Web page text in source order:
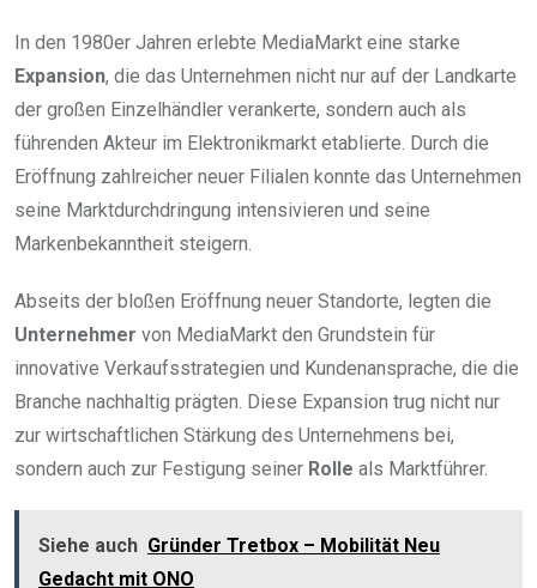
In den 1980er Jahren erlebte MediaMarkt eine starke
Expansion, die das Unternehmen nicht nur auf der Landkarte
der großen Einzelhändler verankerte, sondern auch als
führenden Akteur im Elektronikmarkt etablierte. Durch die
Eröffnung zahlreicher neuer Filialen konnte das Unternehmen
seine Marktdurchdringung intensivieren und seine
Markenbekanntheit steigern.
Abseits der bloßen Eröffnung neuer Standorte, legten die
Unternehmer von MediaMarkt den Grundstein für
innovative Verkaufsstrategien und Kundenansprache, die die
Branche nachhaltig prägten. Diese Expansion trug nicht nur
zur wirtschaftlichen Stärkung des Unternehmens bei,
sondern auch zur Festigung seiner Rolle als Marktführer.
Siehe auch Gründer Tretbox – Mobilität Neu
Gedacht mit ONO